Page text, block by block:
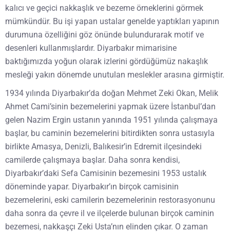
kalıcı ve geçici nakkaşlık ve bezeme örneklerini görmek
mümkündür. Bu işi yapan ustalar genelde yaptıkları yapının
durumuna özelliğini göz önünde bulundurarak motif ve
desenleri kullanmışlardır. Diyarbakır mimarisine
baktığımızda yoğun olarak izlerini gördüğümüz nakaşlık
mesleği yakın dönemde unutulan meslekler arasına girmiştir.
1934 yılında Diyarbakır’da doğan Mehmet Zeki Okan, Melik
Ahmet Cami’sinin bezemelerini yapmak üzere İstanbul’dan
gelen Nazim Ergin ustanın yanında 1951 yılında çalışmaya
başlar, bu caminin bezemelerini bitirdikten sonra ustasıyla
birlikte Amasya, Denizli, Balıkesir’in Edremit ilçesindeki
camilerde çalışmaya başlar. Daha sonra kendisi,
Diyarbakır’daki Sefa Camisinin bezemesini 1953 ustalık
döneminde yapar. Diyarbakır’ın birçok camisinin
bezemelerini, eski camilerin bezemelerinin restorasyonunu
daha sonra da çevre il ve ilçelerde bulunan birçok caminin
bezemesi, nakkaşçı Zeki Usta’nın elinden çıkar. O zaman